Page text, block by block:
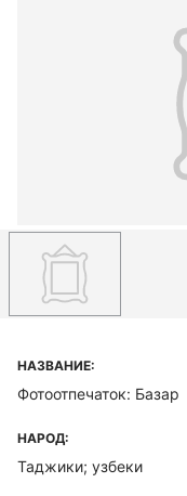
НАЗВАНИЕ:
Фотоотпечаток: Базар
НАРОД:
Таджики; узбеки